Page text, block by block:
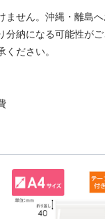
せん。沖縄・離島
分納になる可能性が
ださい。